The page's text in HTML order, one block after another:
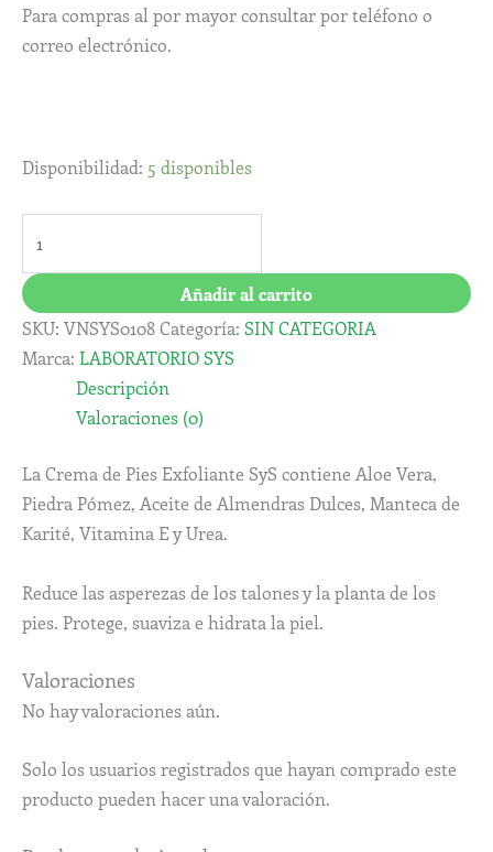
Para compras al por mayor consultar por teléfono o
correo electrónico.
Disponibilidad: 5 disponibles
Añadir al carrito
SKU: VNSYS0108Categoría: SIN CATEGORIA
Marca: LABORATORIO SYS
Descripción
Valoraciones (0)
La Crema de Pies Exfoliante SyS contiene Aloe Vera,
Piedra Pómez, Aceite de Almendras Dulces, Manteca de
Karité, Vitamina E y Urea.
Reduce las asperezas de los talones y la planta de los
pies. Protege, suaviza e hidrata la piel.
Valoraciones
No hay valoraciones aún.
Solo los usuarios registrados que hayan comprado este
producto pueden hacer una valoración.